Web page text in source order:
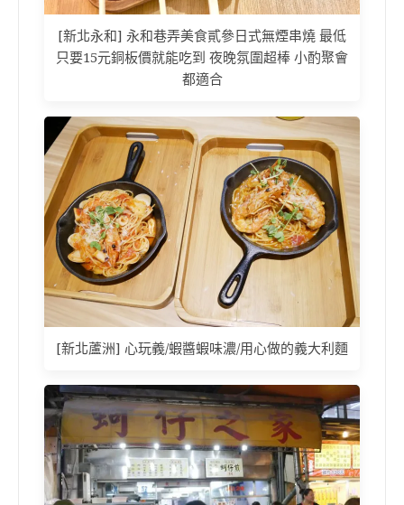
[新北永和] 永和巷弄美食貳參日式無煙串燒 最低
只要15元銅板價就能吃到 夜晚氛圍超棒 小酌聚會
都適合
[新北蘆洲] 心玩義/蝦醬蝦味濃/用心做的義大利麵